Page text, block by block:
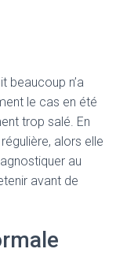
beaucoup n’a
le cas en été
trop salé. En
alors elle
au
avant de